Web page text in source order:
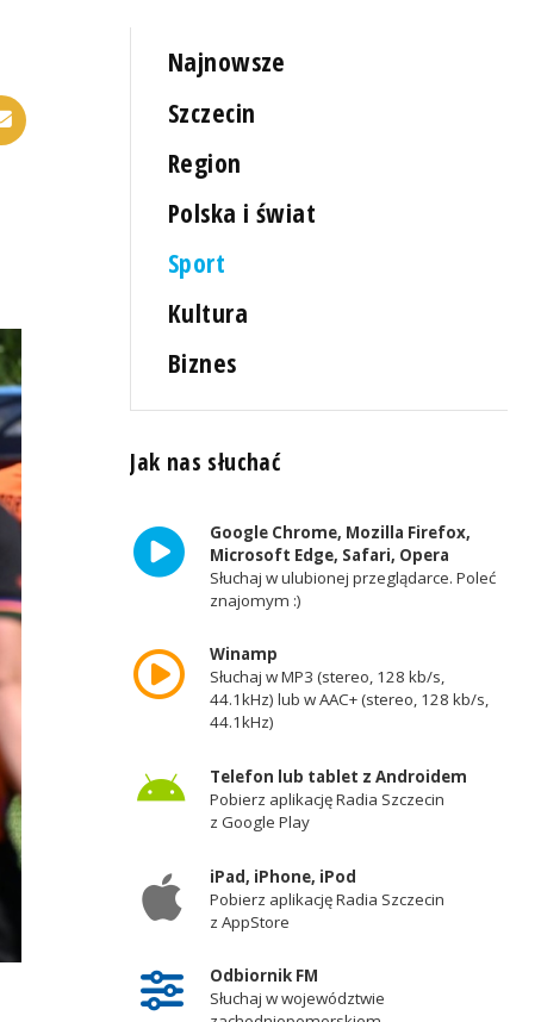
Najnowsze
Szczecin
Region
Polska i świat
Sport
Kultura
Biznes
Jak nas słuchać
Google Chrome, Mozilla Firefox,
Microsoft Edge, Safari, Opera
Słuchaj w ulubionej przeglądarce. Poleć
znajomym :)
Winamp
Słuchaj w MP3 (stereo, 128 kb/s,
44.1kHz) lub w AAC+ (stereo, 128 kb/s,
44.1kHz)
Telefon lub tablet z Androidem
Pobierz aplikację Radia Szczecin
z Google Play
iPad, iPhone, iPod
Pobierz aplikację Radia Szczecin
z AppStore
Odbiornik FM
Słuchaj w województwie